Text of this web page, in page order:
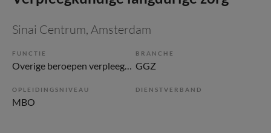
Sinai Centrum, Amsterdam
FUNCTIE
Overige beroepen verpleegkunde
BRANCHE
GGZ
OPLEIDINGSNIVEAU
MBO
DIENSTVERBAND